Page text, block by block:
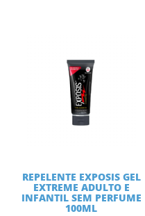
REPELENTE EXPOSIS GEL
EXTREME ADULTO E
INFANTIL SEM PERFUME
100ML